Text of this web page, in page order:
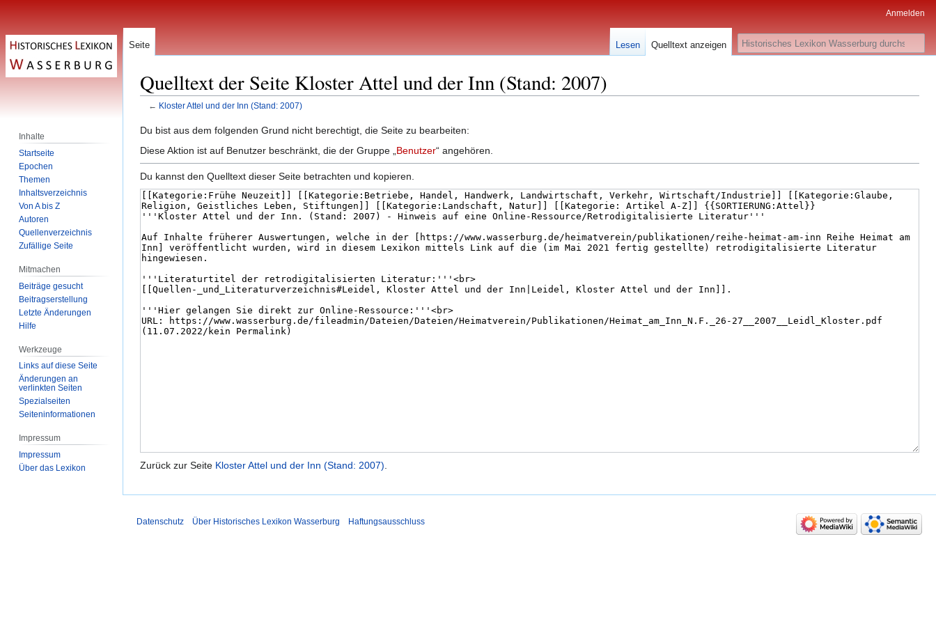
Quelltext der Seite Kloster Attel und der Inn (Stand: 2007)
← Kloster Attel und der Inn (Stand: 2007)
Zur
Navigation
Zur
Suche
Du bist aus dem folgenden Grund nicht berechtigt, die Seite zu bearbeiten:
Diese Aktion ist auf Benutzer beschränkt, die der Gruppe „ Benutzer“ angehören.
Du kannst den Quelltext dieser Seite betrachten und kopieren.
Zurück zur Seite Kloster Attel und der Inn (Stand: 2007).
Anmelden
Seite Lesen Quelltext anzeigen Suche
Inhalte
Startseite
Epochen
Themen
Inhaltsverzeichnis
Von A bis Z
Autoren
Quellenverzeichnis
Zufällige Seite
Mitmachen
Beiträge gesucht
Beitragserstellung
Letzte Änderungen
Hilfe
Werkzeuge
Links auf diese Seite
Änderungen an
verlinkten Seiten
Spezialseiten
Seiten­­informationen
Impressum
Impressum
Über das Lexikon
Datenschutz Über Historisches Lexikon Wasserburg Haftungsausschluss